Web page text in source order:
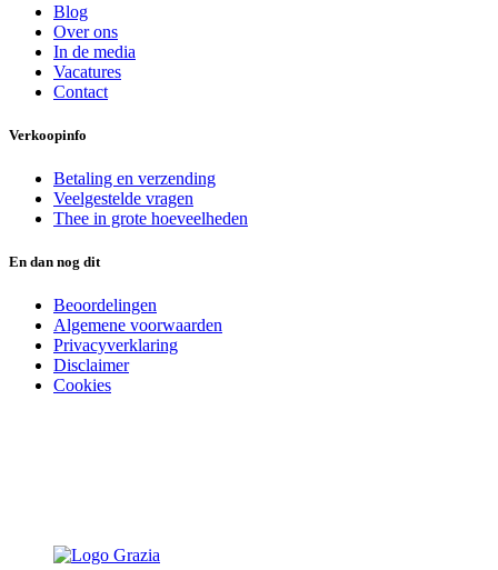
Blog
Over ons
In de media
Vacatures
Contact
Verkoopinfo
Betaling en verzending
Veelgestelde vragen
Thee in grote hoeveelheden
En dan nog dit
Beoordelingen
Algemene voorwaarden
Privacyverklaring
Disclaimer
Cookies